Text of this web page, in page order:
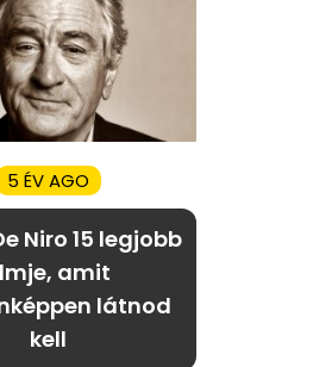
5 ÉV AGO
Niro 15 legjobb
amit
látnod
kell